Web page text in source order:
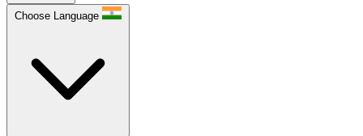
Choose Language